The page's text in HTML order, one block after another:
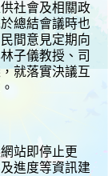
社會及相關政
總結會議時也
間意見定期向
子儀教授、司
就落實決議互
站即停止更
進度等資訊建